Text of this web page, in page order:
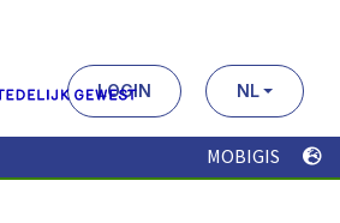
LOGIN NL
MOBIGIS